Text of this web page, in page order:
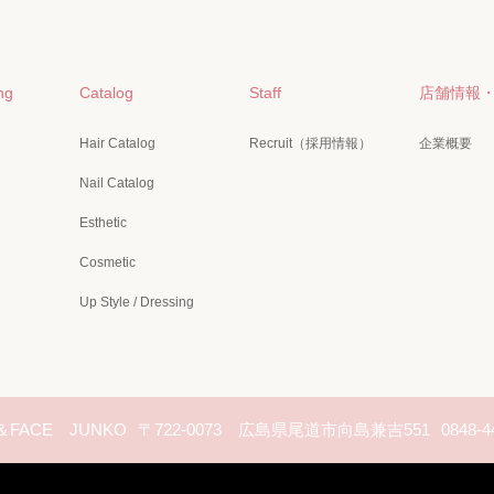
Catalog
Hair Catalog
Nail Catalog
Esthetic
Cosmetic
Up Style / Dressing
Staff
Recruit（採用情報）
店舗情報
企業概要
FACE JUNKO 〒722-0073 広島県尾道市向島兼吉551 0848-